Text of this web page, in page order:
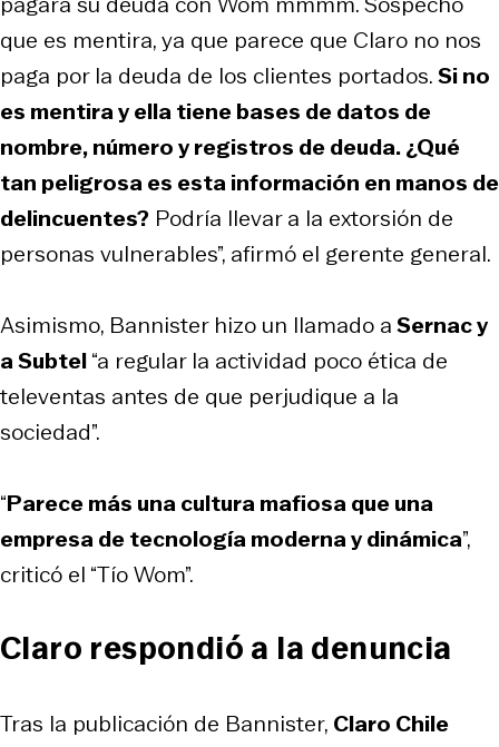
que es mentira, ya que parece que Claro no nos
paga por la deuda de los clientes portados.Si no
es mentira y ella tiene bases de datos de
nombre, número y registros de deuda. ¿Qué
tan peligrosa es esta información en manos de
delincuentes? Podría llevar a la extorsión de
personas vulnerables”, afirmó el gerente general.
Asimismo, Bannister hizo un llamado aSernac y
a Subtel“a regular la actividad poco ética de
televentas antes de que perjudique a la
sociedad”.
“Parece más una cultura mafiosa que una
empresa de tecnología moderna y dinámica”,
criticó el “Tío Wom”.
Claro respondió a la denuncia
Tras la publicación de Bannister, Claro Chile